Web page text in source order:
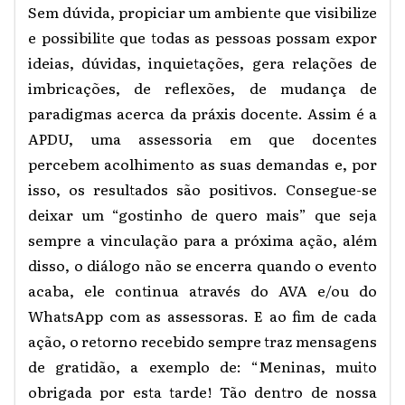
Sem dúvida, propiciar um ambiente que visibilize
e possibilite que todas as pessoas possam expor
ideias, dúvidas, inquietações, gera relações de
imbricações, de reflexões, de mudança de
paradigmas acerca da práxis docente. Assim é a
APDU, uma assessoria em que docentes
percebem acolhimento as suas demandas e, por
isso, os resultados são positivos. Consegue-se
deixar um “gostinho de quero mais” que seja
sempre a vinculação para a próxima ação, além
disso, o diálogo não se encerra quando o evento
acaba, ele continua através do AVA e/ou do
WhatsApp com as assessoras. E ao fim de cada
ação, o retorno recebido sempre traz mensagens
de gratidão, a exemplo de: “Meninas, muito
obrigada por esta tarde! Tão dentro de nossa